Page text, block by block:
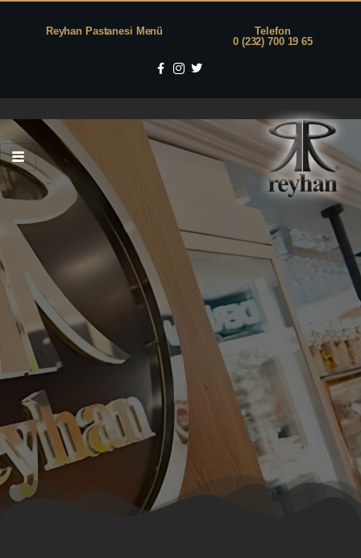
Reyhan Pastanesi Menü
Telefon
0 (232) 700 19 65